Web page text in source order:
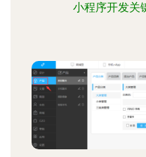
小程序开发关